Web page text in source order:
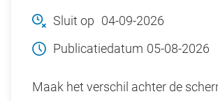
Sluit op 04-09-2026
Publicatiedatum 05-08-2026
Maak het verschil achter de